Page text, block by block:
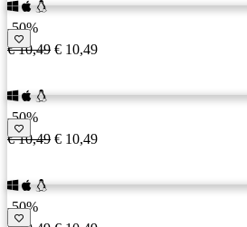
-50%
€ 10,49 € 10,49
-50%
€ 10,49 € 10,49
-50%